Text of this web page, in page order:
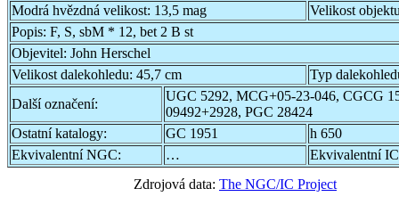
Modrá hvězdná velikost: 13,5 mag
Velikost
Popis: F, S, sbM * 12, bet 2 B st
Objevitel: John Herschel
Velikost dalekohledu: 45,7 cm
Typ
Další označení:
UGC 5292, MCG+05-23-046, CGCG
09492+2928, PGC 28424
Ostatní katalogy:
GC 1951
h 650
Ekvivalentní NGC:
…
Ekvivalentní
Zdrojová data: The NGC/IC Project